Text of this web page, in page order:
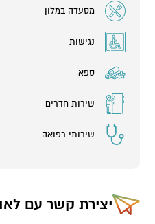
במלון קיים גם מתקן סולריום
הפסוריאזיס.
במלון ניתן לערוך כנסים ואירועים של עד 500
לגבי היקף פעילות השירותים
השהייה הנבחר.
מסעדה במלון
נגישות
ספא
שירות חדרים
שירותי רפואה
יצירת קשר עם